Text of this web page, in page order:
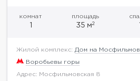
комнат
1
площадь
35 м2 1
Жилой комплекс: Дом на
Воробьевы горы
Адрес: Мосфильмовская 8